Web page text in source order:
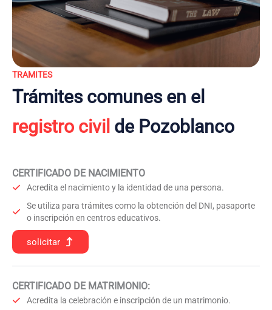
TRAMITES
Trámites comunes en el
registro civil de Pozoblanco
CERTIFICADO DE NACIMIENTO
Acredita el nacimiento y la identidad de una persona.
Se utiliza para trámites como la obtención del DNI, pasaporte
o inscripción en centros educativos.
solicitar
CERTIFICADO DE MATRIMONIO:
Acredita la celebración e inscripción de un matrimonio.